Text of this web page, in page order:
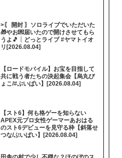
>〖 開封 〗ソロライブでいただいた
🎁やお💌届いたので開けさせてもら
うよ🎵┊どっとライブ #ヤマトイオ
リ[2026.08.04]
【ロードモバイル】お宝を目指して
共に戦う者たちの決起集会【烏丸ぴ
ょこ/#ぶいぱい】[2026.08.04]
【スト6】何も格ゲーを知らない
APEX元プロ女性ゲーマーあおはる
のスト6デビューを見守る枠【斜落せ
つな/ぶいぱい】[2026.08.04]